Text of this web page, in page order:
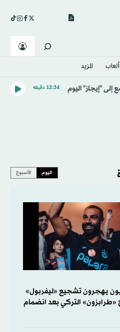
ألعاب المزيد
إلى "إيجاز" اليوم 12:34 دقيقه
اليوم الأسبوع
يهجرون تشجيع «ليفربول»
«طرابزون» التركي بعد انضمام